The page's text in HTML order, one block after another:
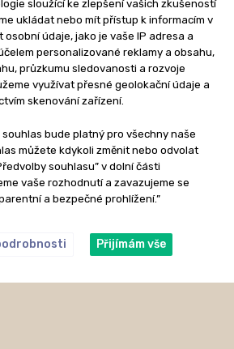
sloužící ke zlepšení vašich zkušeností
ukládat nebo mít přístup k informacím v
údaje, jako je vaše IP adresa a
personalizované reklamy a obsahu,
průzkumu sledovanosti a rozvoje
využívat přesné geolokační údaje a
skenování zařízení.
bude platný pro všechny naše
můžete kdykoli změnit nebo odvolat
souhlasu” v dolní části
vaše rozhodnutí a zavazujeme se
a bezpečné prohlížení.”
Přijímám vše